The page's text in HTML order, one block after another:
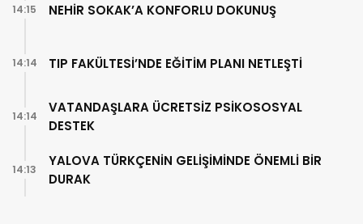
NEHİR SOKAK’A KONFORLU DOKUNUŞ
14:15
TIP FAKÜLTESİ’NDE EĞİTİM PLANI NETLEŞTİ
14:14
VATANDAŞLARA ÜCRETSİZ PSİKOSOSYAL
DESTEK
14:14
YALOVA TÜRKÇENİN GELİŞİMİNDE ÖNEMLİ BİR
DURAK
14:13